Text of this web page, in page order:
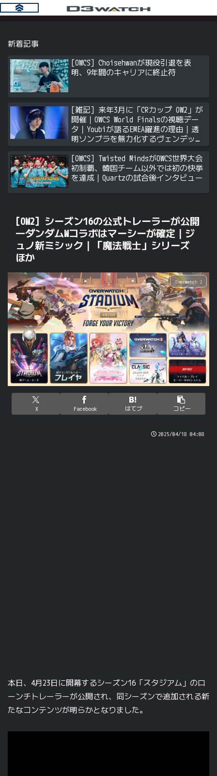
新着記事
[OWCS] Choisehwanが現役引退を表
明、9年間のキャリアに終止符
[雑記] 来年3月に「CRカップ OW2」が
開催｜OWCS World Finalsの視聴デー
タ｜Youbiが語るEMEA躍進の理由｜透
明ソンブラを無力化するヴェンデッタ
｜Stalk3rが久々のツィート ほか
[OWCS] Twisted MindsがOWCS世界大会
初制覇、韓国チーム以外では初の快挙
を達成｜Quartzの試合後インタビュー
[OW2] シーズン16の公式トレーラーが公開
―ダンダムWコラボはマーシーが確定｜ジ
ュノ新ミシック｜「魔法戦士」シリーズ
ほか
Overwatch 2
X Facebook はてブ コピー
2025/04/18 04:08
本日、4月23日に開幕するシーズン16「スタジアム」のロ
ーンチトレーラーが公開され、同シーズンで追加される新
たなコンテンツが明らかとなりました。